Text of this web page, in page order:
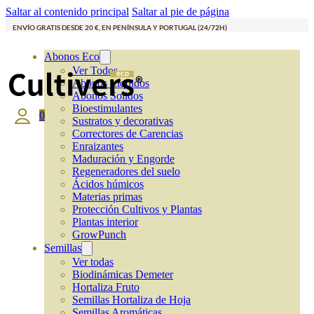
Saltar al contenido principal Saltar al pie de página
ENVÍO GRATIS DESDE 20 €, EN PENÍNSULA Y PORTUGAL (24/72H)
Abonos Eco
Ver Todos
Abonos Líquidos
Abonos Solidos
Bioestimulantes
Sustratos y decorativas
Correctores de Carencias
Enraizantes
Maduración y Engorde
Regeneradores del suelo
Ácidos húmicos
Materias primas
Protección Cultivos y Plantas
Plantas interior
GrowPunch
Semillas
Ver todas
Biodinámicas Demeter
Hortaliza Fruto
Semillas Hortaliza de Hoja
0